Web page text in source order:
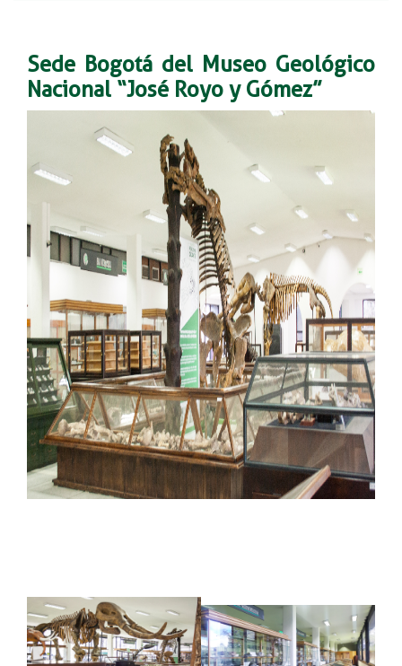
Sede Bogotá del Museo Geológico
Nacional “José Royo y Gómez”